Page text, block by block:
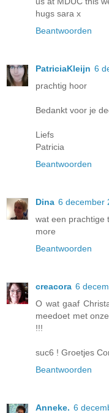
hugs sara x
Beantwoorden
PatriciaKleijn 6
prachtig hoor
Bedankt voor je
Liefs
Patricia
Beantwoorden
Dina 6 december
wat een prachtige
more
Beantwoorden
creacora 6
O wat gaaf
meedoet met
!!!
suc6 ! Groetjes
Beantwoorden
Anneke. 6